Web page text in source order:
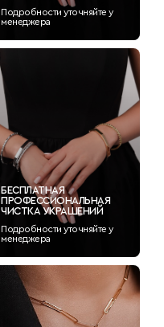
Подробности уточняйте у
менеджера
БЕСПЛАТНАЯ
ПРОФЕССИОНАЛЬНАЯ
ЧИСТКА УКРАШЕНИЙ
Подробности уточняйте у
менеджера